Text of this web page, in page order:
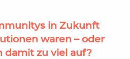
in Zukunft
waren – oder
damit zu viel auf?